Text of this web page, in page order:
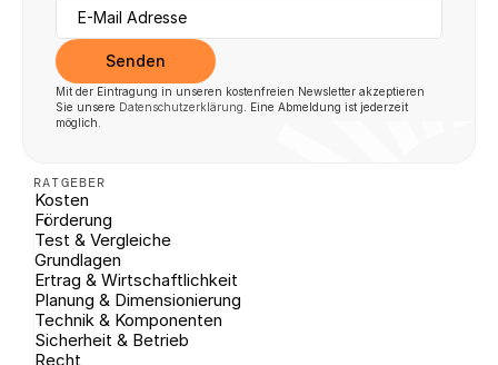
Senden
Mit der Eintragung in unseren kostenfreien Newsletter akzeptieren
Sie unsere Datenschutzerklärung . Eine Abmeldung ist jederzeit
möglich.
RATGEBER
Kosten
Förderung
Test & Vergleiche
Grundlagen
Ertrag & Wirtschaftlichkeit
Planung & Dimensionierung
Technik & Komponenten
Sicherheit & Betrieb
Recht